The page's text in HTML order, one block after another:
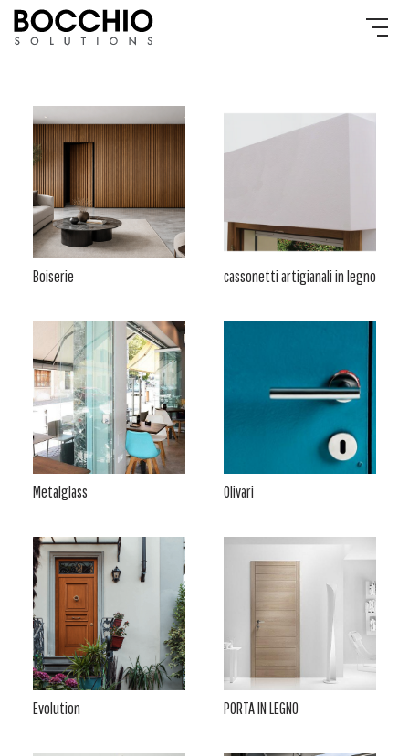
Boiserie cassonetti artigianali in legno
Metalglass Olivari
Evolution PORTA IN LEGNO